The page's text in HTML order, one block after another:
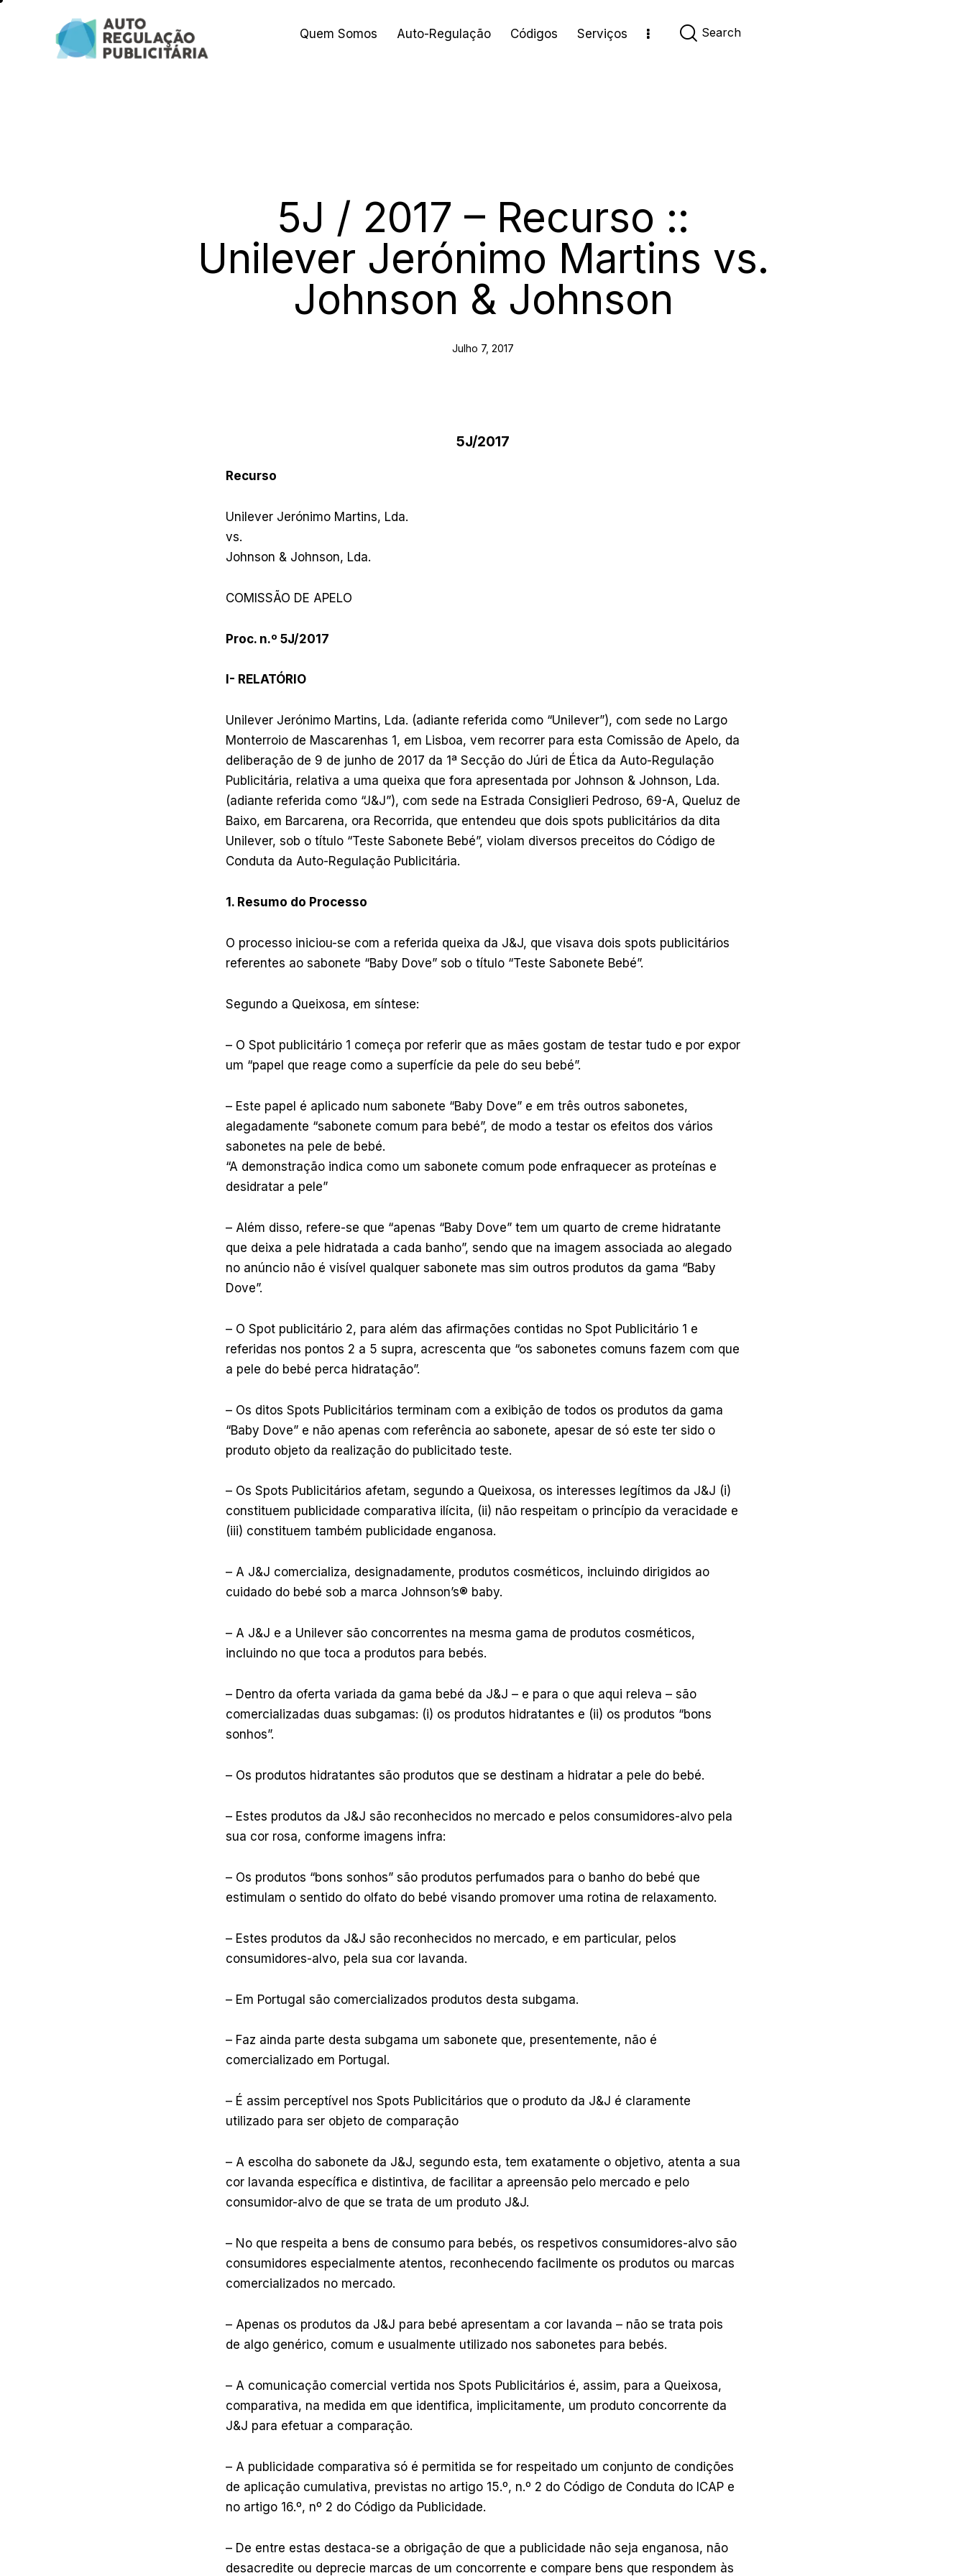
Quem Somos Auto-Regulação Códigos Serviços
5J / 2017 – Recurso ::
Unilever Jerónimo Martins vs.
Johnson & Johnson
Julho 7, 2017
5J/2017
Recurso
Unilever Jerónimo Martins, Lda.
vs.
Johnson & Johnson, Lda.
COMISSÃO DE APELO
Proc. n.º 5J/2017
I- RELATÓRIO
Unilever Jerónimo Martins, Lda. (adiante referida como “Unilever”), com sede no Largo
Monterroio de Mascarenhas 1, em Lisboa, vem recorrer para esta Comissão de Apelo, da
deliberação de 9 de junho de 2017 da 1ª Secção do Júri de Ética da Auto-Regulação
Publicitária, relativa a uma queixa que fora apresentada por Johnson & Johnson, Lda.
(adiante referida como “J&J”), com sede na Estrada Consiglieri Pedroso, 69-A, Queluz de
Baixo, em Barcarena, ora Recorrida, que entendeu que dois spots publicitários da dita
Unilever, sob o título “Teste Sabonete Bebé”, violam diversos preceitos do Código de
Conduta da Auto-Regulação Publicitária.
1. Resumo do Processo
O processo iniciou-se com a referida queixa da J&J, que visava dois spots publicitários
referentes ao sabonete “Baby Dove” sob o título “Teste Sabonete Bebé”.
Segundo a Queixosa, em síntese:
– O Spot publicitário 1 começa por referir que as mães gostam de testar tudo e por expor
um “papel que reage como a superfície da pele do seu bebé”.
– Este papel é aplicado num sabonete “Baby Dove” e em três outros sabonetes,
alegadamente “sabonete comum para bebé”, de modo a testar os efeitos dos vários
sabonetes na pele de bebé.
“A demonstração indica como um sabonete comum pode enfraquecer as proteínas e
desidratar a pele”
– Além disso, refere-se que “apenas “Baby Dove” tem um quarto de creme hidratante
que deixa a pele hidratada a cada banho”, sendo que na imagem associada ao alegado
no anúncio não é visível qualquer sabonete mas sim outros produtos da gama “Baby
Dove”.
– O Spot publicitário 2, para além das afirmações contidas no Spot Publicitário 1 e
referidas nos pontos 2 a 5 supra, acrescenta que “os sabonetes comuns fazem com que
a pele do bebé perca hidratação”.
– Os ditos Spots Publicitários terminam com a exibição de todos os produtos da gama
“Baby Dove” e não apenas com referência ao sabonete, apesar de só este ter sido o
produto objeto da realização do publicitado teste.
– Os Spots Publicitários afetam, segundo a Queixosa, os interesses legítimos da J&J (i)
constituem publicidade comparativa ilícita, (ii) não respeitam o princípio da veracidade e
(iii) constituem também publicidade enganosa.
– A J&J comercializa, designadamente, produtos cosméticos, incluindo dirigidos ao
cuidado do bebé sob a marca Johnson’s® baby.
– A J&J e a Unilever são concorrentes na mesma gama de produtos cosméticos,
incluindo no que toca a produtos para bebés.
– Dentro da oferta variada da gama bebé da J&J – e para o que aqui releva – são
comercializadas duas subgamas: (i) os produtos hidratantes e (ii) os produtos “bons
sonhos”.
– Os produtos hidratantes são produtos que se destinam a hidratar a pele do bebé.
– Estes produtos da J&J são reconhecidos no mercado e pelos consumidores-alvo pela
sua cor rosa, conforme imagens infra:
– Os produtos “bons sonhos” são produtos perfumados para o banho do bebé que
estimulam o sentido do olfato do bebé visando promover uma rotina de relaxamento.
– Estes produtos da J&J são reconhecidos no mercado, e em particular, pelos
consumidores-alvo, pela sua cor lavanda.
– Em Portugal são comercializados produtos desta subgama.
– Faz ainda parte desta subgama um sabonete que, presentemente, não é
comercializado em Portugal.
– É assim perceptível nos Spots Publicitários que o produto da J&J é claramente
utilizado para ser objeto de comparação
– A escolha do sabonete da J&J, segundo esta, tem exatamente o objetivo, atenta a sua
cor lavanda específica e distintiva, de facilitar a apreensão pelo mercado e pelo
consumidor-alvo de que se trata de um produto J&J.
– No que respeita a bens de consumo para bebés, os respetivos consumidores-alvo são
consumidores especialmente atentos, reconhecendo facilmente os produtos ou marcas
comercializados no mercado.
– Apenas os produtos da J&J para bebé apresentam a cor lavanda – não se trata pois
de algo genérico, comum e usualmente utilizado nos sabonetes para bebés.
– A comunicação comercial vertida nos Spots Publicitários é, assim, para a Queixosa,
comparativa, na medida em que identifica, implicitamente, um produto concorrente da
J&J para efetuar a comparação.
– A publicidade comparativa só é permitida se for respeitado um conjunto de condições
de aplicação cumulativa, previstas no artigo 15.º, n.º 2 do Código de Conduta do ICAP e
no artigo 16.º, nº 2 do Código da Publicidade.
– De entre estas destaca-se a obrigação de que a publicidade não seja enganosa, não
desacredite ou deprecie marcas de um concorrente e compare bens que respondem às